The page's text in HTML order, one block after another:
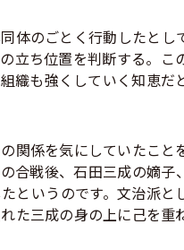
体のごとく行動したとし
立ち位置を判断する。こ
織も強くしていく知恵だ
関係を気にしていたこと
合戦後、石田三成の嫡子
というのです。文治派と
た三成の身の上に己を重